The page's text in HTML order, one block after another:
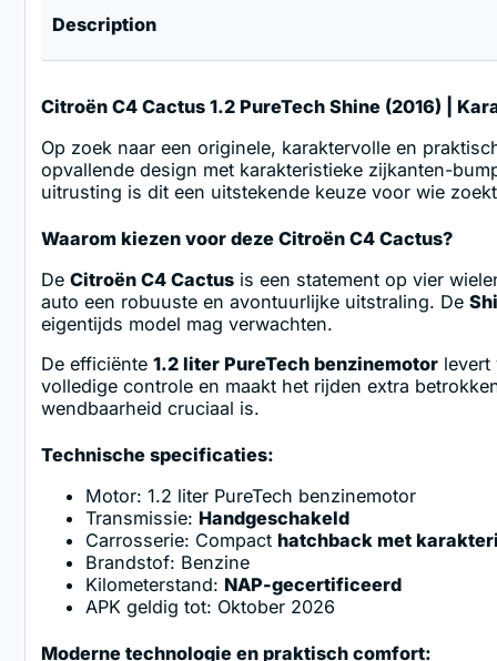
Description
Citroën C4 Cactus 1.2 PureTech Shine (2016) |
Op zoek naar een originele, karaktervolle en
opvallende design met karakteristieke zijkanten-
uitrusting is dit een uitstekende keuze voor wie
Waarom kiezen voor deze Citroën C4 Cactus?
De Citroën C4 Cactusis een statement op vier
auto een robuuste en avontuurlijke uitstraling. De
eigentijds model mag verwachten.
De efficiënte 1.2 liter PureTech benzinemotorlevert
volledige controle en maakt het rijden extra
wendbaarheid cruciaal is.
Technische specificaties:
Motor: 1.2 liter PureTech benzinemotor
Transmissie: Handgeschakeld
Carrosserie: Compact hatchback met
Brandstof: Benzine
Kilometerstand: NAP-gecertificeerd
APK geldig tot: Oktober 2026
Moderne technologie en praktisch comfort: